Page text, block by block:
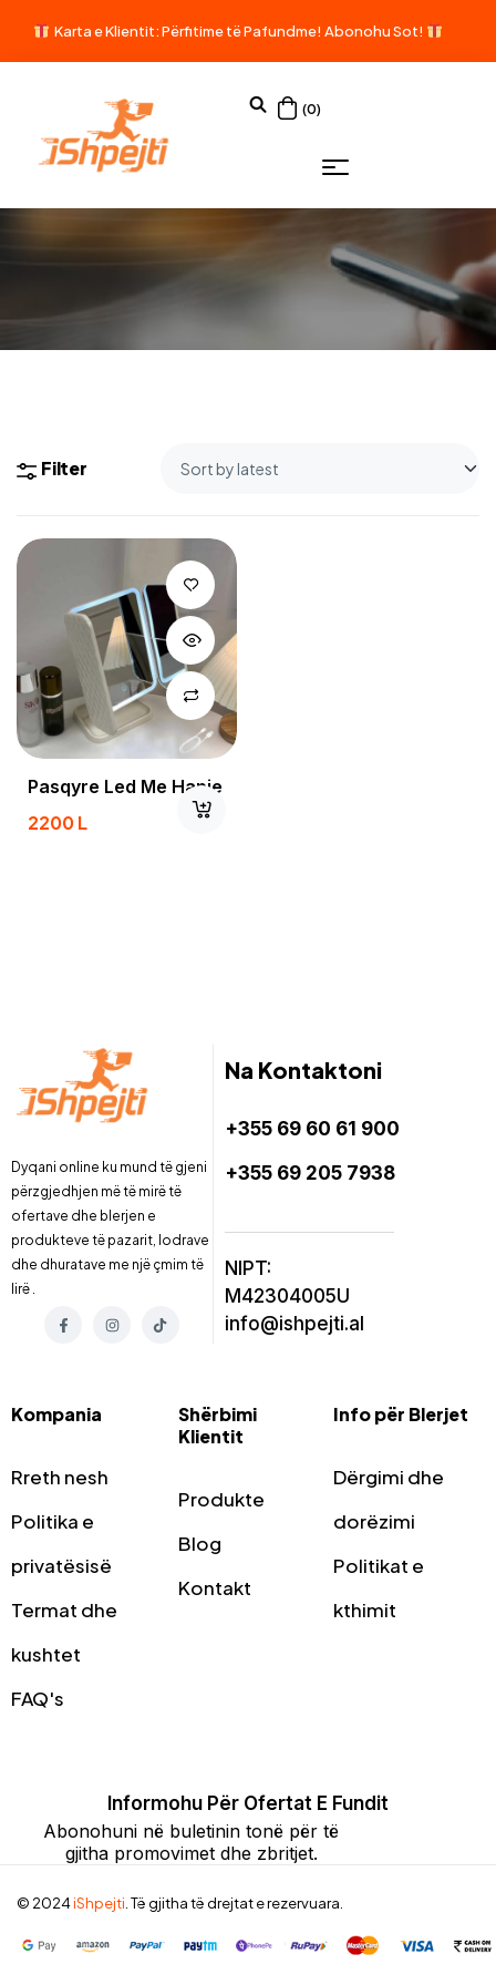
Karta e Klientit: Përfitime të Pafundme! Abonohu Sot!
(0)
Filter
Pasqyre Led Me Hapje
2200L
Dyqani online ku mund të gjeni
përzgjedhjen më të mirë të
ofertave dhe blerjen e
produkteve të pazarit, lodrave
dhe dhuratave me një çmim të
lirë .
Na Kontaktoni
+355 69 60 61 900
+355 69 205 7938
NIPT:
M42304005U
info@ishpejti.al
Kompania
Rreth nesh
Politika e
privatësisë
Termat dhe
kushtet
FAQ's
Shërbimi
Klientit
Produkte
Blog
Kontakt
Info për Blerjet
Dërgimi dhe
dorëzimi
Politikat e
kthimit
Informohu Për Ofertat E Fundit
Abonohuni në buletinin tonë për të
gjitha promovimet dhe zbritjet.
© 2024iShpejti. Të gjitha të drejtat e rezervuara.